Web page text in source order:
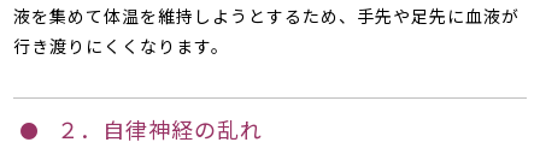
液を集めて体温を維持しようとするため、手先や足先に血液が
行き渡りにくくなります。
２．自律神経の乱れ